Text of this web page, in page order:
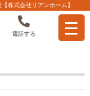
株式会社リアンホーム】
電話する